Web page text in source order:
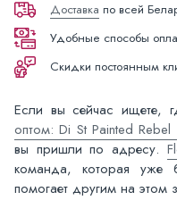
Доставка по всей
Удобные способы
Скидки постоянным
Если вы сейчас ищете,
оптом: Di St Painted Rebel
вы пришли по адресу.
команда, которая уже
помогает другим на этом